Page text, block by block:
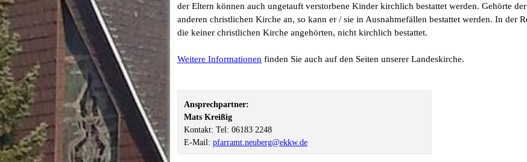
der Eltern können auch ungetauft verstorbene Kinder kirchlich bestattet werden. Gehörte
anderen christlichen Kirche an, so kann er / sie in Ausnahmefällen bestattet werden. In der
die keiner christlichen Kirche angehörten, nicht kirchlich bestattet.
Weitere Informationen finden Sie auch auf den Seiten unserer Landeskirche.
Ansprechpartner:
Mats Kreißig
Kontakt: Tel: 06183 2248
E-Mail: pfarramt.neuberg@ekkw.de